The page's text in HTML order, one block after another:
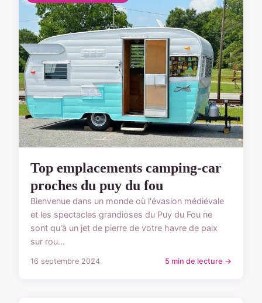
Top emplacements camping-car
proches du puy du fou
Bienvenue dans un monde où l'évasion médiévale
et les spectacles grandioses du Puy du Fou ne
sont qu'à un jet de pierre de votre havre de paix
sur rou...
16 septembre 2024 5 min de lecture →